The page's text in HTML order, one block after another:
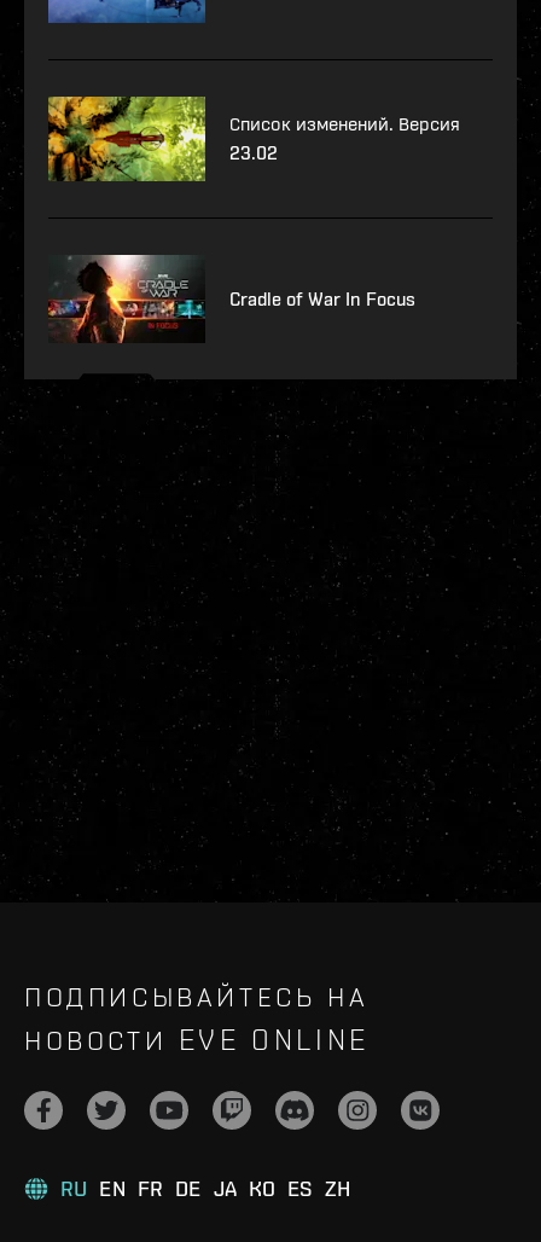
Список изменений. Версия
23.02
Cradle of War In Focus
ПОДПИСЫВАЙТЕСЬ НА
НОВОСТИ EVE ONLINE
RU EN FR DE JA KO ES ZH